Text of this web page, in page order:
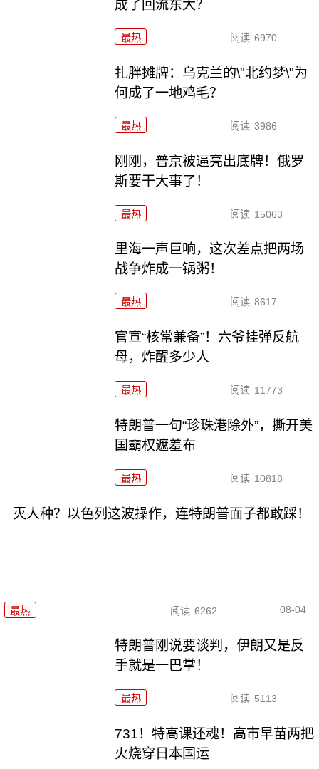
成了回流东大？
最热 阅读 6970
扎胖摊牌：乌克兰的\"北约梦\"为
何成了一地鸡毛？
最热 阅读 3986
刚刚，普京被逼亮出底牌！俄罗
斯要干大事了！
最热 阅读 15063
里海一声巨响，这次差点把两场
战争炸成一锅粥！
最热 阅读 8617
官宣“核常兼备”！六爷挂弹反航
母，炸醒多少人
最热 阅读 11773
特朗普一句“珍珠港除外”，撕开美
国霸权遮羞布
最热 阅读 10818
灭人种？以色列这波操作，连特朗普面子都敢踩！
最热 阅读 6262 08-04
特朗普刚说要谈判，伊朗又是反
手就是一巴掌！
最热 阅读 5113
731！特高课还魂！高市早苗两把
火烧穿日本国运